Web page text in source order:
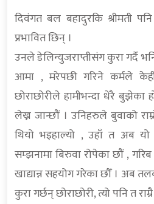
दिवंगत बल बहादुरकि श्रीमती
प्रभावित छिन् ।
उनले डेलिन्युजराप्तीसंग कुरा गर्दै
आमा , मरेपछी गरिने कर्मले
छोराछोरीले हामीभन्दा धेरै बुझेका
लेख्न जान्छौं । उनिहरुले बुवाको
थियो भइहाल्यो , उहाँ त अब यो
सम्झनामा बिरुवा रोपेका छौं ,
खाद्यान्न सहयोग गरेका छौँ । अब
कुरा गर्छन् छोराछोरी, त्यो पनि त राम्रै